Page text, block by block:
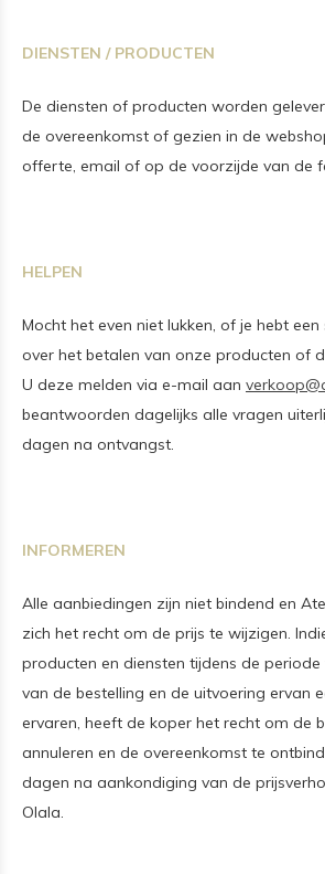
DIENSTEN / PRODUCTEN
De diensten of producten worden
de overeenkomst of gezien in de
offerte, email of op de voorzijde van de
HELPEN
Mocht het even niet lukken, of je hebt
over het betalen van onze producten of
U deze melden via e-mail aan
beantwoorden dagelijks alle vragen
dagen na ontvangst.
INFORMEREN
Alle aanbiedingen zijn niet bindend en
zich het recht om de prijs te wijzigen.
producten en diensten tijdens de
van de bestelling en de uitvoering ervan
ervaren, heeft de koper het recht om de
annuleren en de overeenkomst te
dagen na aankondiging van de
Olala.